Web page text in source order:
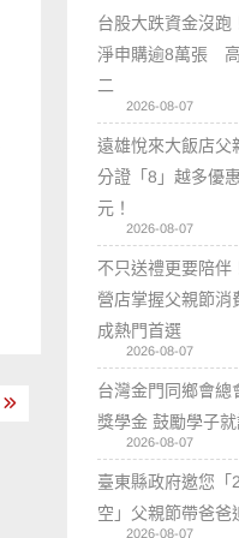
台股大跌資金沒跑
淨申購逾8萬張
二
2026-08-07
遠雄悅來大飯店父
分證「8」越多優
元！
2026-08-07
不只送禮更要陪伴
營店掌握父親節消
成熱門首選
2026-08-07
台灣金門同鄉會總
獎學金 鼓勵學子
2026-08-07
臺東縣政府邀您「
空」父親節帶爸爸
2026-08-07